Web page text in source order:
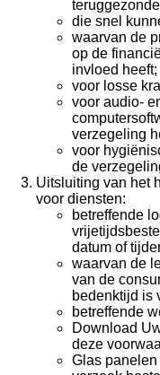
die snel
waarvan de
op de
invloed heeft;
voor losse
voor audio-
verzegeling
voor
de
Uitsluiting van het
voor diensten:
betreffende
datum of
waarvan de
van de
bedenktijd is
betreffende
Download
deze
Glas